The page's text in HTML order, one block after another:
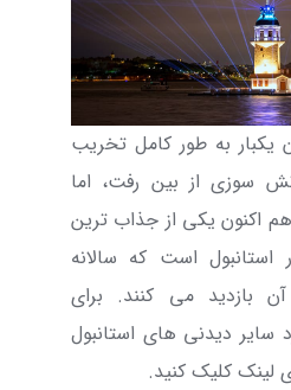
یکبار به طور کامل تخریب
سوزی از بین رفت، اما
اکنون یکی از جذاب ترین
است که سالانه
بازدید می کنند. برای
سایر دیدنی های استانبول
لینک کلیک کنید.